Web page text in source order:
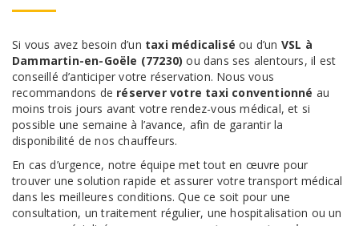
Si vous avez besoin d’un taxi médicalisé ou d’un VSL à
Dammartin-en-Goële (77230) ou dans ses alentours, il est
conseillé d’anticiper votre réservation. Nous vous
recommandons de réserver votre taxi conventionné au
moins trois jours avant votre rendez-vous médical, et si
possible une semaine à l’avance, afin de garantir la
disponibilité de nos chauffeurs.
En cas d’urgence, notre équipe met tout en œuvre pour
trouver une solution rapide et assurer votre transport médical
dans les meilleures conditions. Que ce soit pour une
consultation, un traitement régulier, une hospitalisation ou un